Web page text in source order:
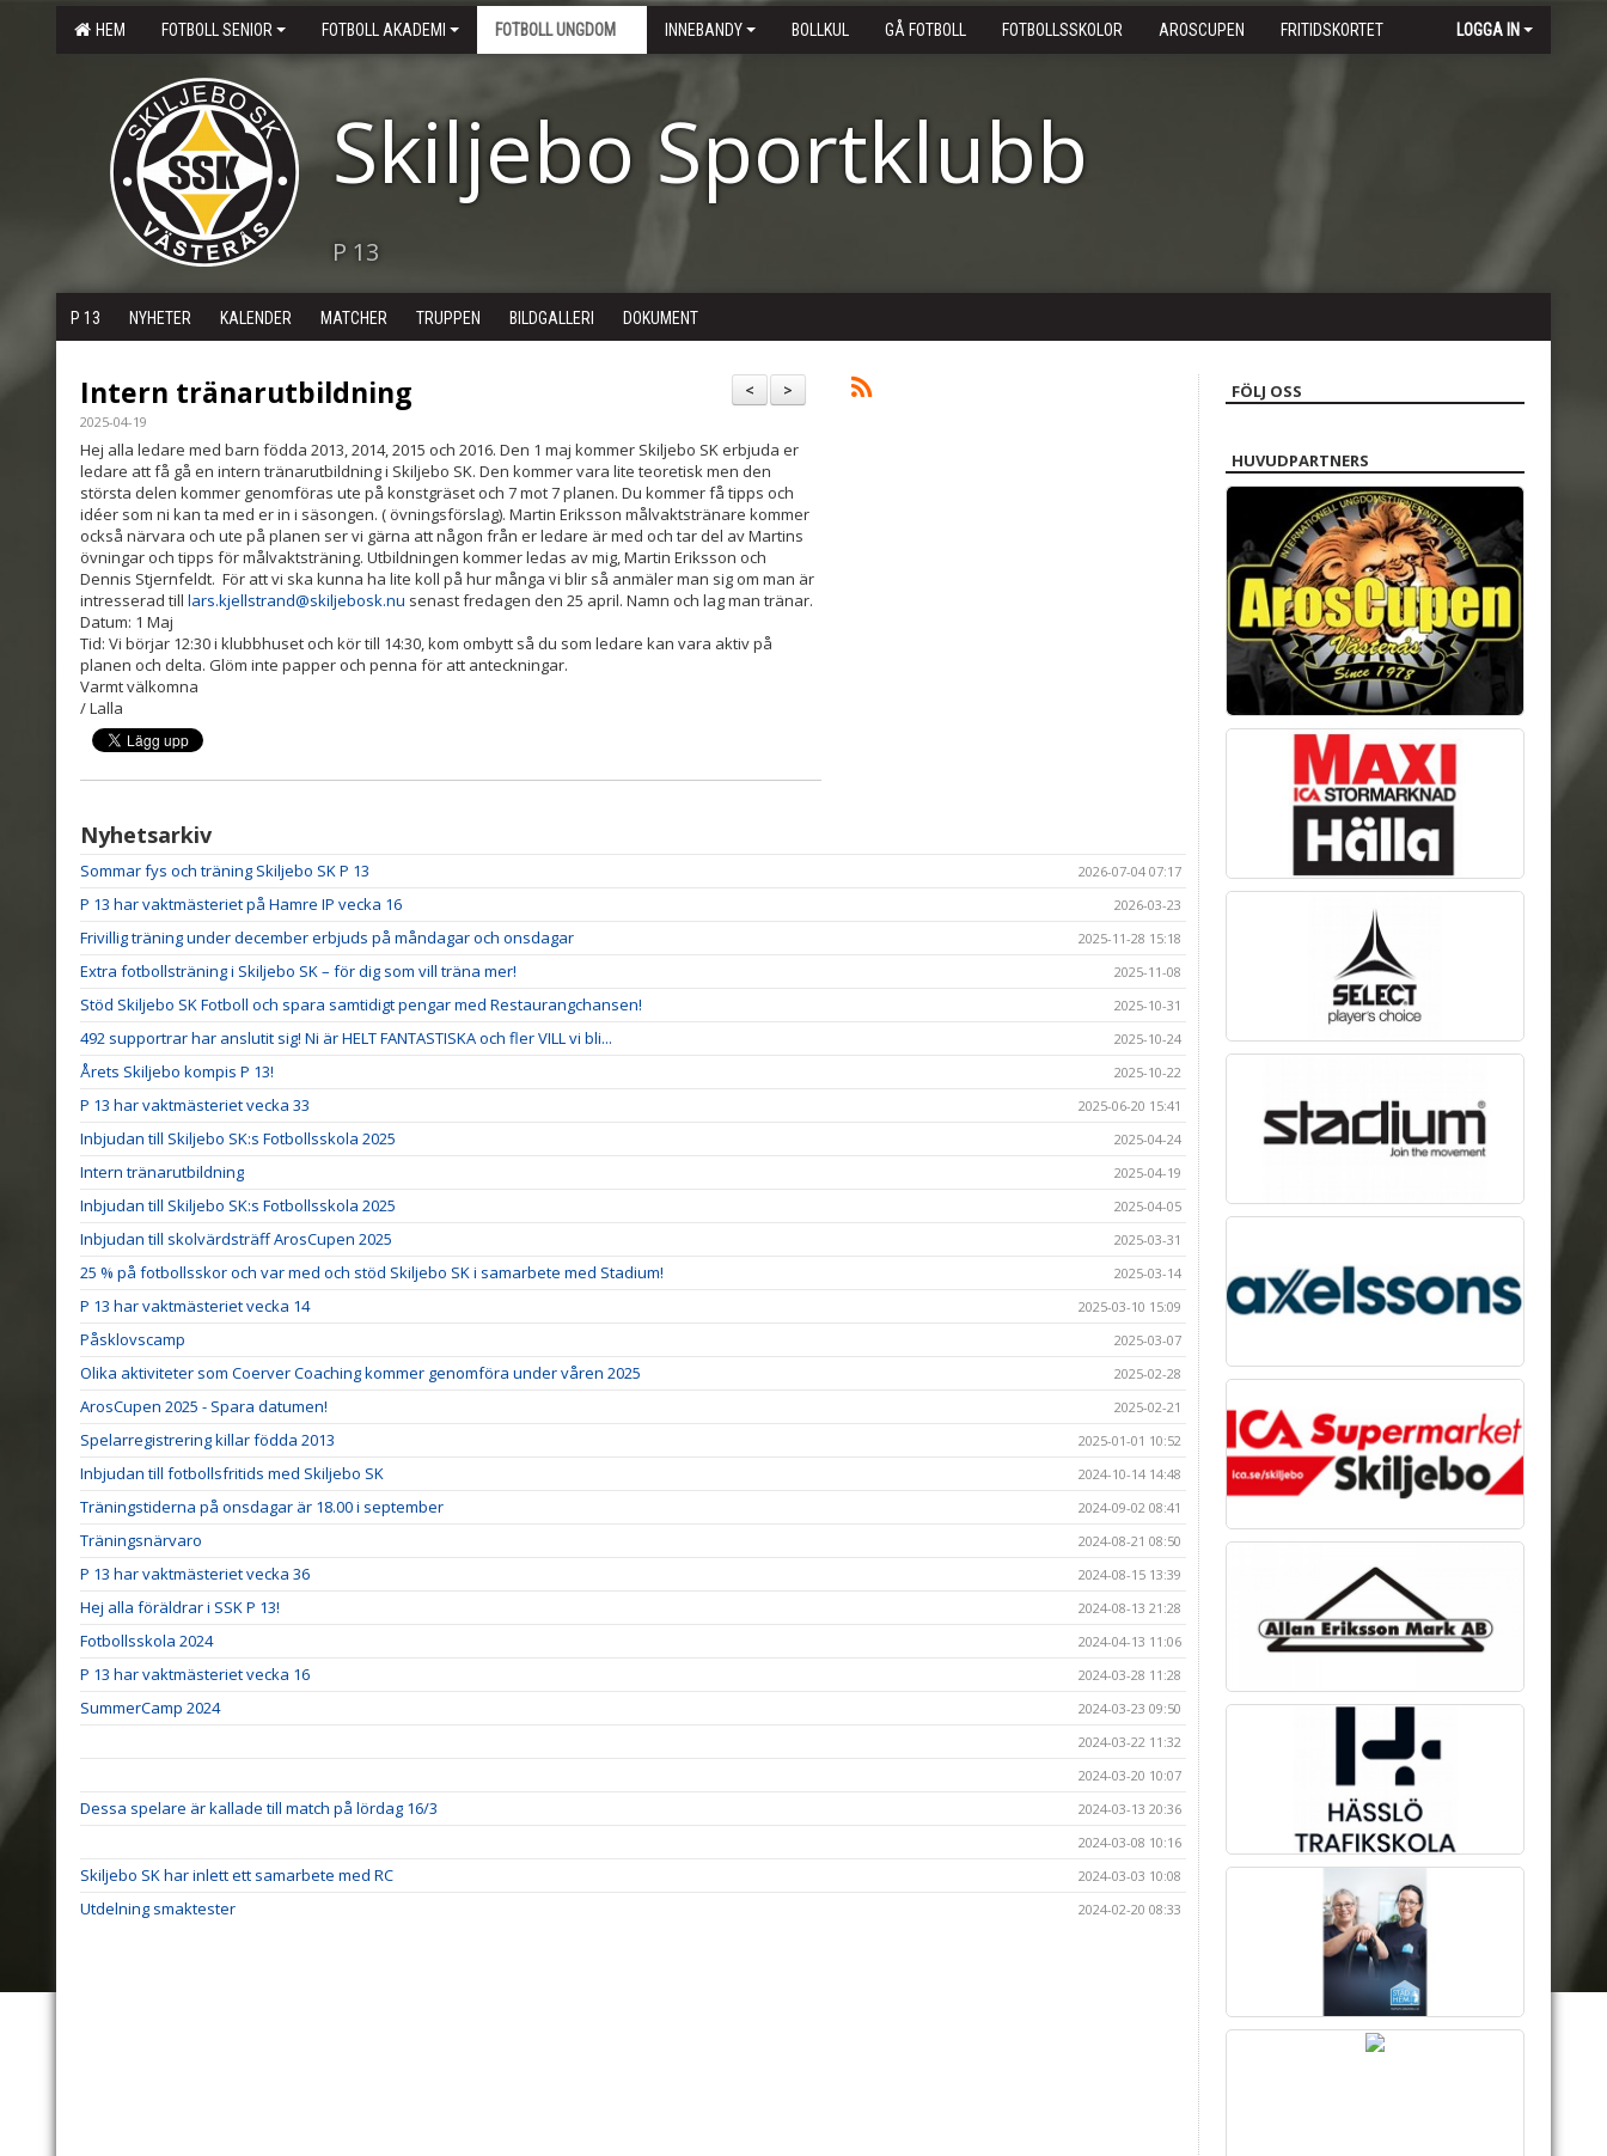
HEM FOTBOLL SENIOR FOTBOLL AKADEMI FOTBOLL UNGDOM INNEBANDY BOLLKUL GÅ FOTBOLL FOTBOLLSSKOLOR AROSCUPEN FRITIDSKORTET LOGGA IN
Skiljebo Sportklubb
P 13
P 13 NYHETER KALENDER MATCHER TRUPPEN BILDGALLERI DOKUMENT
>
<
Intern tränarutbildning
2025-04-19
Hej alla ledare med barn födda 2013, 2014, 2015 och 2016. Den 1 maj kommer Skiljebo SK erbjuda er
ledare att få gå en intern tränarutbildning i Skiljebo SK. Den kommer vara lite teoretisk men den
största delen kommer genomföras ute på konstgräset och 7 mot 7 planen. Du kommer få tipps och
idéer som ni kan ta med er in i säsongen. ( övningsförslag). Martin Eriksson målvaktstränare kommer
också närvara och ute på planen ser vi gärna att någon från er ledare är med och tar del av Martins
övningar och tipps för målvaktsträning. Utbildningen kommer ledas av mig, Martin Eriksson och
Dennis Stjernfeldt. För att vi ska kunna ha lite koll på hur många vi blir så anmäler man sig om man är
intresserad till lars.kjellstrand@skiljebosk.nu senast fredagen den 25 april. Namn och lag man tränar.
Datum: 1 Maj
Tid: Vi börjar 12:30 i klubbhuset och kör till 14:30, kom ombytt så du som ledare kan vara aktiv på
planen och delta. Glöm inte papper och penna för att anteckningar.
Varmt välkomna
/ Lalla
Nyhetsarkiv
Sommar fys och träning Skiljebo SK P 13 2026-07-04 07:17
P 13 har vaktmästeriet på Hamre IP vecka 16 2026-03-23
Frivillig träning under december erbjuds på måndagar och onsdagar 2025-11-28 15:18
Extra fotbollsträning i Skiljebo SK – för dig som vill träna mer! 2025-11-08
Stöd Skiljebo SK Fotboll och spara samtidigt pengar med Restaurangchansen! 2025-10-31
492 supportrar har anslutit sig! Ni är HELT FANTASTISKA och fler VILL vi bli... 2025-10-24
Årets Skiljebo kompis P 13! 2025-10-22
P 13 har vaktmästeriet vecka 33 2025-06-20 15:41
Inbjudan till Skiljebo SK:s Fotbollsskola 2025 2025-04-24
Intern tränarutbildning 2025-04-19
Inbjudan till Skiljebo SK:s Fotbollsskola 2025 2025-04-05
Inbjudan till skolvärdsträff ArosCupen 2025 2025-03-31
25 % på fotbollsskor och var med och stöd Skiljebo SK i samarbete med Stadium! 2025-03-14
P 13 har vaktmästeriet vecka 14 2025-03-10 15:09
Påsklovscamp 2025-03-07
Olika aktiviteter som Coerver Coaching kommer genomföra under våren 2025 2025-02-28
ArosCupen 2025 - Spara datumen! 2025-02-21
Spelarregistrering killar födda 2013 2025-01-01 10:52
Inbjudan till fotbollsfritids med Skiljebo SK 2024-10-14 14:48
Träningstiderna på onsdagar är 18.00 i september 2024-09-02 08:41
Träningsnärvaro 2024-08-21 08:50
P 13 har vaktmästeriet vecka 36 2024-08-15 13:39
Hej alla föräldrar i SSK P 13! 2024-08-13 21:28
Fotbollsskola 2024 2024-04-13 11:06
P 13 har vaktmästeriet vecka 16 2024-03-28 11:28
SummerCamp 2024
2024-03-23 09:50
2024-03-22 11:32
2024-03-20 10:07
Dessa spelare är kallade till match på lördag 16/3
2024-03-13 20:36
2024-03-08 10:16
Skiljebo SK har inlett ett samarbete med RC 2024-03-03 10:08
Utdelning smaktester 2024-02-20 08:33
FÖLJ OSS
HUVUDPARTNERS